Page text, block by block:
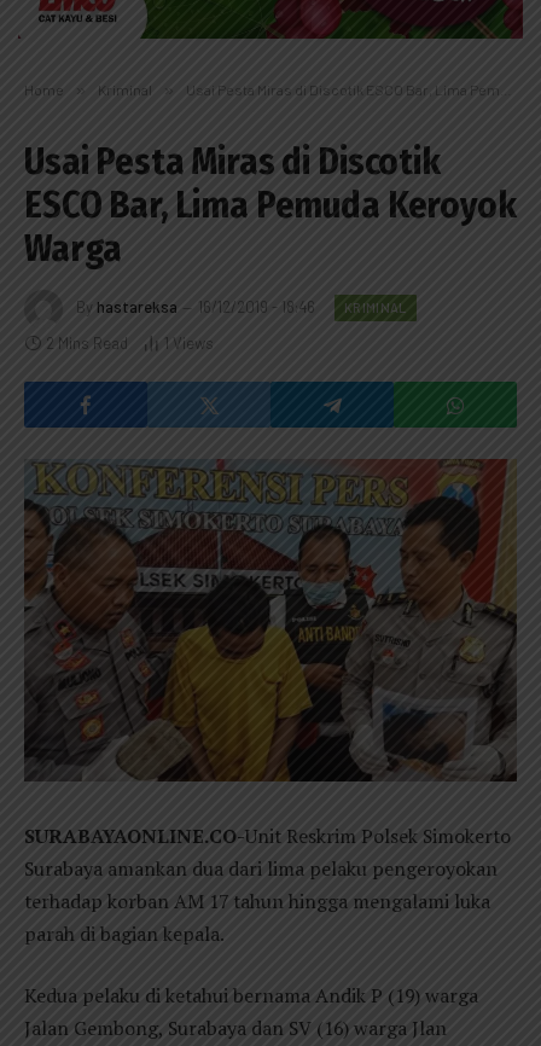
Home » Kriminal » Usai Pesta Miras di Discotik ESCO Bar, Lima Pemuda Keroyok Warga
Usai Pesta Miras di Discotik
ESCO Bar, Lima Pemuda Keroyok
Warga
By hastareksa 16/12/2019 - 18:46 KRIMINAL
2 Mins Read 1 Views
SURABAYAONLINE.CO-Unit Reskrim Polsek Simokerto
Surabaya amankan dua dari lima pelaku pengeroyokan
terhadap korban AM 17 tahun hingga mengalami luka
parah di bagian kepala.
Kedua pelaku di ketahui bernama Andik P (19) warga
Jalan Gembong, Surabaya dan SV (16) warga Jlan